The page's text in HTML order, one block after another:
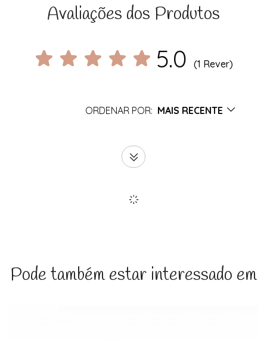
Avaliações dos Produtos
5.0 (1 Rever)
ORDENAR POR: MAIS RECENTE
Pode também estar interessado em